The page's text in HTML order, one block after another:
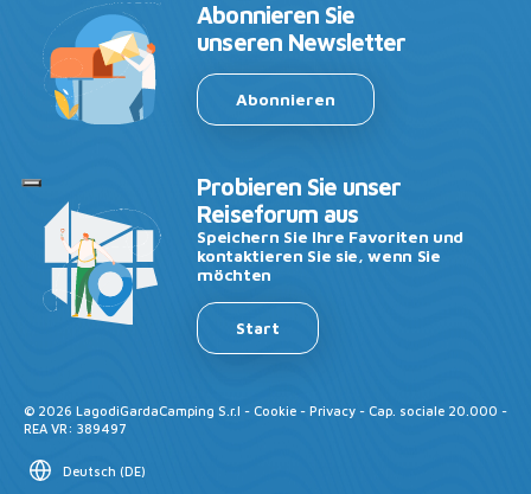
Abonnieren Sie
unseren Newsletter
Abonnieren
Probieren Sie unser
Reiseforum aus
Speichern Sie Ihre Favoriten und
kontaktieren Sie sie, wenn Sie
möchten
Start
© 2026 LagodiGardaCamping S.r.l - Cookie - Privacy - Cap. sociale 20.000 -
REA VR: 389497
Deutsch (DE)